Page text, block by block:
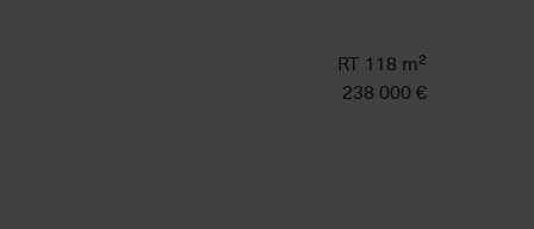
RT 118 m²
238 000 €